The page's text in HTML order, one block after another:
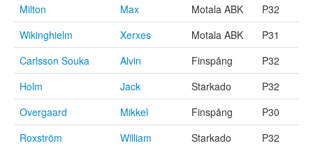
Milton
Max Motala ABK
P32
Wikinghielm
Xerxes Motala ABK
P31
Carlsson Souka
Alvin Finspång
P32
Holm
Jack Starkado
P32
Overgaard
Mikkel Finspång
P30
Roxström
William Starkado
P32